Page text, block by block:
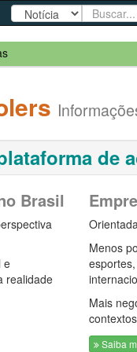
de
Brasil
e
realidade
Menos
Mais
Saiba